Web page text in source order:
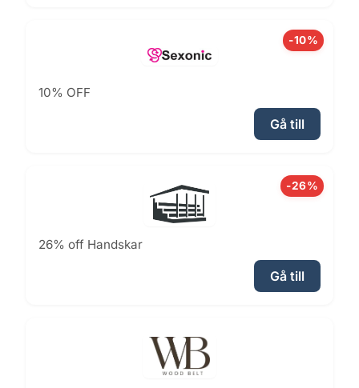
-10%
10% OFF
Gå till
-26%
26% off Handskar
Gå till